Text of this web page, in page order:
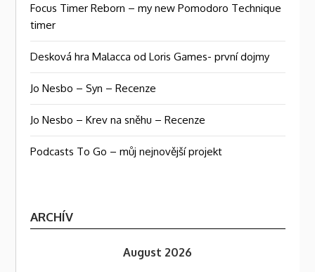
Focus Timer Reborn – my new Pomodoro Technique
timer
Desková hra Malacca od Loris Games- první dojmy
Jo Nesbo – Syn – Recenze
Jo Nesbo – Krev na sněhu – Recenze
Podcasts To Go – můj nejnovější projekt
ARCHÍV
August 2026